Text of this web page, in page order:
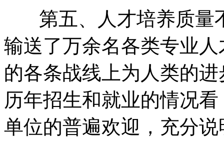
第五、人才培养质量
输送了万余名各类专业
的各条战线上为人类的
历年招生和就业的情况
单位的普遍欢迎，充分